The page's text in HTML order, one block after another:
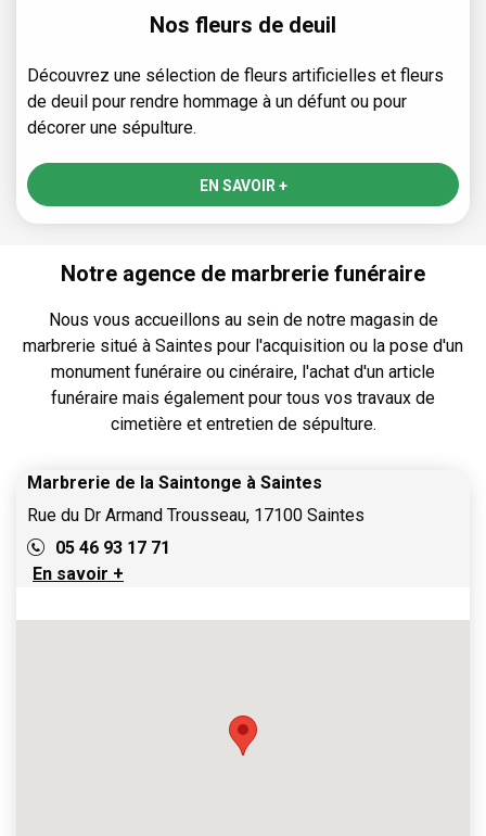
Nos fleurs de deuil
Découvrez une sélection de fleurs artificielles et fleurs
de deuil pour rendre hommage à un défunt ou pour
décorer une sépulture.
EN SAVOIR +
Notre agence de marbrerie funéraire
Nous vous accueillons au sein de notre magasin de
marbrerie situé à Saintes pour l'acquisition ou la pose d'un
monument funéraire ou cinéraire, l'achat d'un article
funéraire mais également pour tous vos travaux de
cimetière et entretien de sépulture.
Marbrerie de la Saintonge à Saintes
Rue du Dr Armand Trousseau, 17100 Saintes
05 46 93 17 71
En savoir +